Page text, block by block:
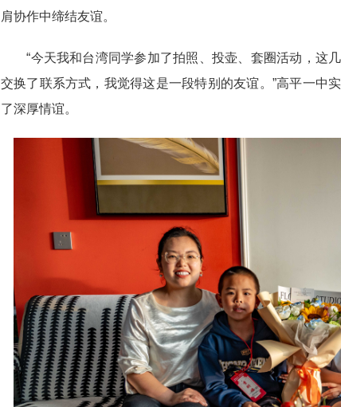
肩协作中缔结友谊。
“今天我和台湾同学参加了拍照、投壶、套圈活动，这
交换了联系方式，我觉得这是一段特别的友谊。”高平一中
了深厚情谊。